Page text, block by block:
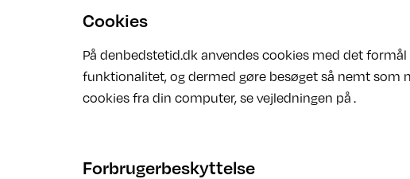
Cookies
På denbedstetid.dk anvendes cookies med det
funktionalitet, og dermed gøre besøget så nemt som
cookies fra din computer, se vejledningen på .
Forbrugerbeskyttelse